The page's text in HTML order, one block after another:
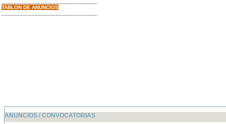
TABLON DE ANUNCIOS
ANUNCIOS / CONVOCATORIAS